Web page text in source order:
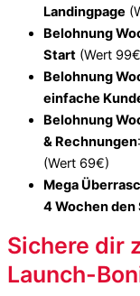
Landingpage
Belohnung
Start (Wert
Belohnung
einfache
Belohnung
& Rechnungen
(Wert 69€)
Mega
4 Wochen
Sichere dir
Launch-